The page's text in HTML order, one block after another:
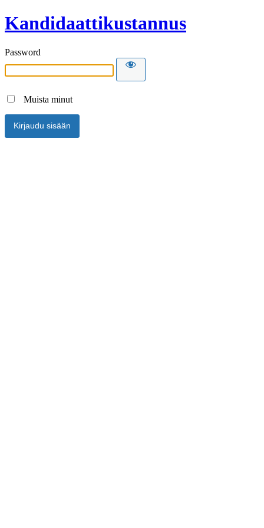
Kandidaattikustannus
Password
Muista minut